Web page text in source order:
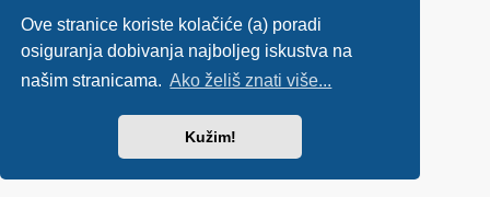
Ove stranice koriste kolačiće (a) poradi
osiguranja dobivanja najboljeg iskustva na
našim stranicama. Ako želiš znati više...
Kužim!